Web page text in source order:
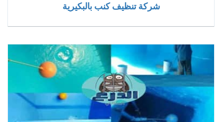
شركة تنظيف كنب بالبكيرية